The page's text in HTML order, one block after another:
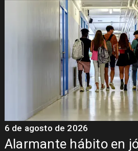
Alarmante hábito en
6 de agosto de 2026